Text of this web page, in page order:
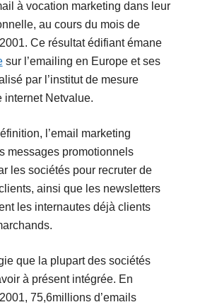
à vocation marketing dans leur
au cours du mois de
Ce résultat édifiant émane
sur l’emailing en Europe et ses
par l’institut de mesure
internet Netvalue.
l’email marketing
messages promotionnels
les sociétés pour recruter de
ainsi que les newsletters
les internautes déjà clients
que la plupart des sociétés
à présent intégrée. En
75,6millions d’emails